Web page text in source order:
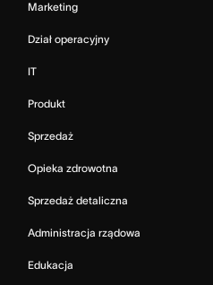
Marketing
Dział operacyjny
IT
Produkt
Sprzedaż
Opieka zdrowotna
Sprzedaż detaliczna
Administracja rządowa
Edukacja